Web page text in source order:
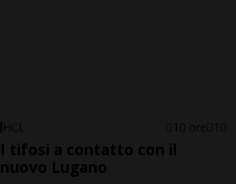
HCL 10 ore 10
I tifosi a contatto con il
nuovo Lugano